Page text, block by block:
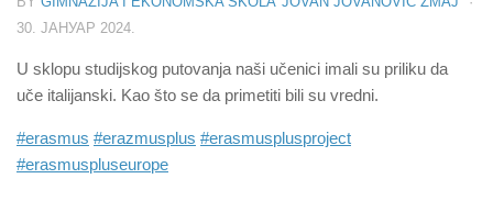
30. ЈАНУАР 2024.
U sklopu studijskog putovanja naši učenici imali su priliku da
uče italijanski. Kao što se da primetiti bili su vredni.
#erasmus #erazmusplus #erasmusplusproject
#erasmuspluseurope